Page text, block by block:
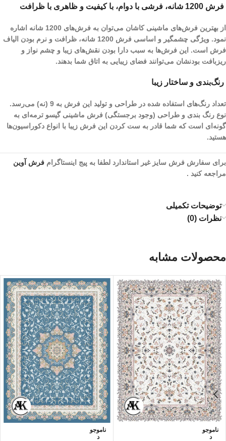
فرش 1200 شانه، فرشی با دوام، با کیفیت و ظاهری با ظرافت
از بهترین فرش‌های ماشینی کاشان می‌توان به فرش‌های 1200 شانه اشاره
نمود. ویژگی چشمگیر و اساسی فرش 1200 شانه، ظرافت و نرم بودن الیاف
فرش است. این فرش‌ها به سبب دارا بودن نقش‌های زیبا و چشم نواز و
ریز‌بافت بودنشان می‌توانند فضای زیبایی به اتاق شما بدهند.
رنگ‌بندی و ساختار زیبا
تعداد رنگ‌های استفاده شده در طراحی و تولید این فرش به 9 (نه) می‌رسد.
نوع رنگ بندی و طراحی (وجود برجستگی) فرش ماشینی گیسو ترمه‌ای به
گونه‌ای است که شما قادر به ست کردن این فرش زیبا با انواع دکوراسیون‌ها
هستید.
برای سفارش فرش سایز غیر استاندارد لطفا به پیج اینستاگرام فرش آوین
مراجعه کنید .
توضیحات تکمیلی
نظرات (0)
محصولات مشابه
ناموجو
د
ناموجو
د